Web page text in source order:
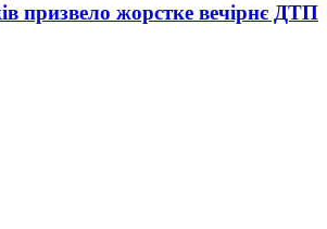
призвело жорстке вечірнє ДТП